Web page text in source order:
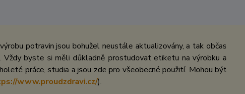
potravin jsou bohužel neustále aktualizovány, a tak občas
Vždy byste si měli důkladně prostudovat etiketu na výrobku a
práce, studia a jsou zde pro všeobecné použití. Mohou být
www.proudzdravi.cz/).